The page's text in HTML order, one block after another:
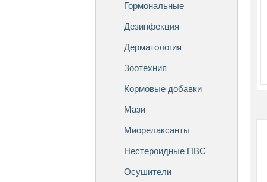
Гормональные
Дезинфекция
Дерматология
Зоотехния
Кормовые добавки
Мази
Миорелаксанты
Нестероидные ПВС
Осушители